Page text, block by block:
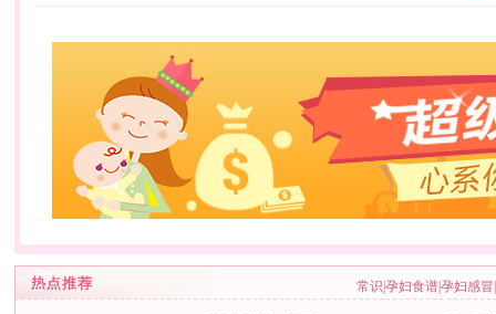
常识 孕妇食谱孕妇感冒